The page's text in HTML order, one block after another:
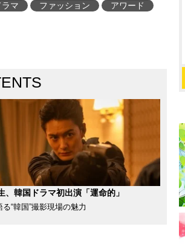
ラマ ファッション アワード
、韓国ドラマ初出演「運命的」
“韓国”撮影現場の魅力